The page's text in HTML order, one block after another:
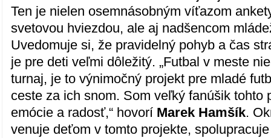
Ten je nielen osemnásobným víťazom
svetovou hviezdou, ale aj nadšencom
Uvedomuje si, že pravidelný pohyb a čas
je pre deti veľmi dôležitý. „Futbal v meste
turnaj, je to výnimočný projekt pre mladé
ceste za ich snom. Som veľký fanúšik tohto
emócie a radosť,“ hovorí Marek Hamšík.
venuje deťom v tomto projekte,